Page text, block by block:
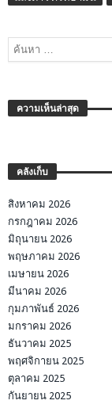
ความเห็นล่าสุด
คลังเก็บ
สิงหาคม 2026
กรกฎาคม 2026
มิถุนายน 2026
พฤษภาคม 2026
เมษายน 2026
มีนาคม 2026
กุมภาพันธ์ 2026
มกราคม 2026
ธันวาคม 2025
พฤศจิกายน 2025
ตุลาคม 2025
กันยายน 2025